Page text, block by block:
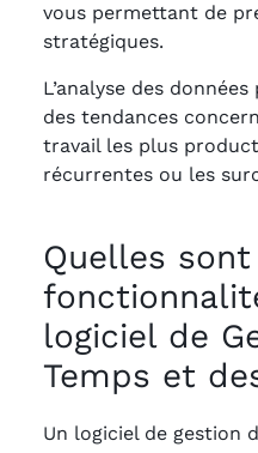
vous permettant de
stratégiques.
L’analyse des
des tendances
travail les plus
récurrentes ou les
Quelles
logiciel de
Temps et
Un logiciel de gestion